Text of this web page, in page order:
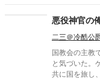
るロイ・オー
てくる。 ロイ
いない。魔族
も、大将とし
して全軍のト
は、五年前に
悪役神官の
二三＠冷酷公
国教会の主教
と気づいた。
共に国を旅し